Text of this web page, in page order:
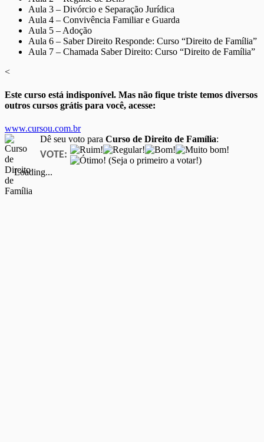
Aula 3 – Divórcio e Separação Jurídica
Aula 4 – Convivência Familiar e Guarda
Aula 5 – Adoção
Aula 6 – Saber Direito Responde: Curso “Direito de Família”
Aula 7 – Chamada Saber Direito: Curso “Direito de Família”
<
Este curso está indisponível. Mas não fique triste temos diversos
outros cursos grátis para você, acesse:
www.cursou.com.br
Dê seu voto para Curso de Direito de Família:
VOTE:
(Seja o primeiro a votar!)
Loading...